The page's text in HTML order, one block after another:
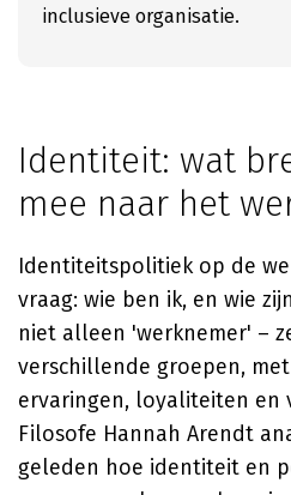
inclusieve organisatie.
Identiteit: wat
mee naar het
Identiteitspolitiek op de
vraag: wie ben ik, en wie
niet alleen 'werknemer' –
verschillende groepen,
ervaringen, loyaliteiten en
Filosofe Hannah Arendt
geleden hoe identiteit en